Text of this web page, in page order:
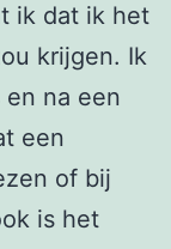
ik dat ik het
krijgen. Ik
na een
een
of bij
is het